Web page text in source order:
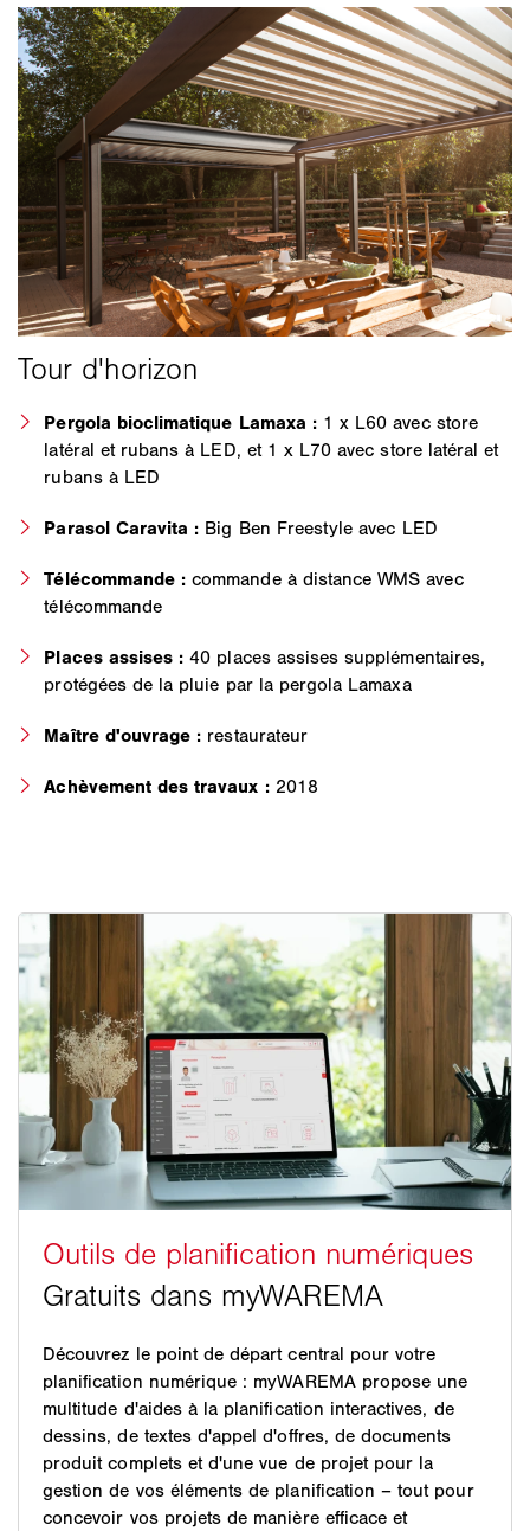
Pergola bioclimatique Lamaxa : 1 x L60 avec store
latéral et rubans à LED, et 1 x L70 avec store latéral et
rubans à LED
Parasol Caravita : Big Ben Freestyle avec LED
Télécommande :commande à distance WMS avec
télécommande
Places assises :40 places assises supplémentaires,
protégées de la pluie par la pergola Lamaxa
Maître d'ouvrage : restaurateur
Achèvement des travaux : 2018
Découvrez le point de départ central pour votre
planification numérique : myWAREMA propose une
multitude d'aides à la planification interactives, de
dessins, de textes d'appel d'offres, de documents
produit complets et d'une vue de projet pour la
gestion de vos éléments de planification – tout pour
concevoir vos projets de manière efficace et